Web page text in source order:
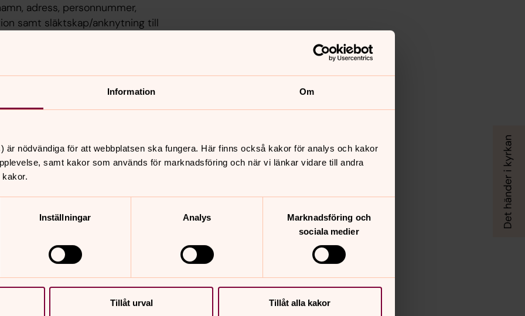
Information Om
är nödvändiga för att webbplatsen ska fungera. Här finns också kakor för analys och kakor
samt kakor som används för marknadsföring och när vi länkar vidare till andra
Inställningar Analys
Marknadsföring och
sociala medier
Tillåt urval Tillåt alla kakor
adress, personnummer,
samt släktskap/anknytning till
adress, personnummer,
anknytning till gravsatt person
för historiska ändamål. Vi följer
önskar bli raderad eller tills